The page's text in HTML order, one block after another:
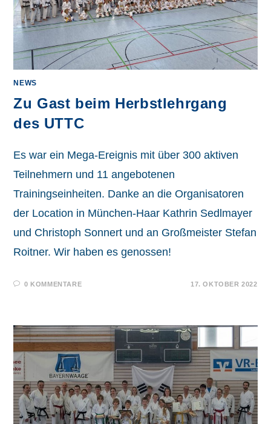
NEWS
Zu Gast beim Herbstlehrgang
des UTTC
Es war ein Mega-Ereignis mit über 300 aktiven
Teilnehmern und 11 angebotenen
Trainingseinheiten. Danke an die Organisatoren
der Location in München-Haar Kathrin Sedlmayer
und Christoph Sonnert und an Großmeister Stefan
Roitner. Wir haben es genossen!
0 KOMMENTARE 17. OKTOBER 2022